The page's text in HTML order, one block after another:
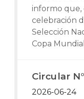
informo que,
celebración
Selección
Copa
Circular
2026-06-24